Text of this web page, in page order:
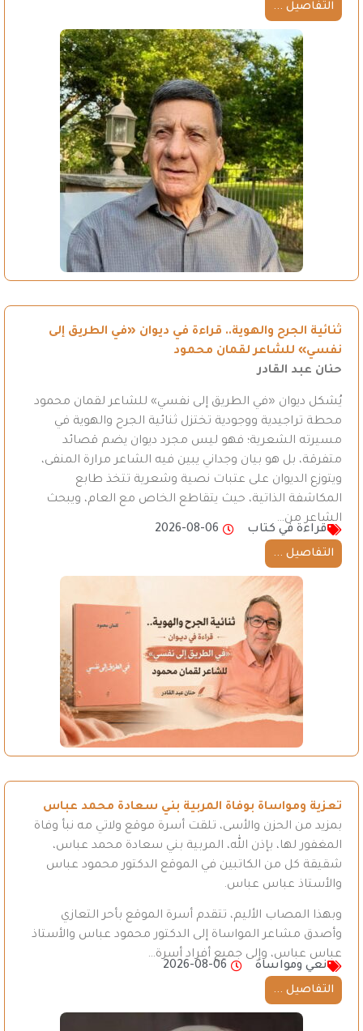
التفاصيل ...
ثنائية الجرح والهوية.. قراءة في ديوان «في الطريق إلى
نفسي» للشاعر لقمان محمود
حنان عبد القادر
يُشكل ديوان «في الطريق إلى نفسي» للشاعر لقمان محمود
محطة تراجيدية ووجودية تختزل ثنائية الجرح والهوية في
مسيرته الشعرية؛ فهو ليس مجرد ديوان يضم قصائد
متفرقة، بل هو بيان وجداني يبين فيه الشاعر مرارة المنفى،
ويتوزع الديوان على عتبات نصية وشعرية تتخذ طابع
المكاشفة الذاتية، حيث يتقاطع الخاص مع العام، ويبحث
الشاعر من…
قراءة في كتاب
2026-08-06
التفاصيل ...
تعزية ومواساة بوفاة المربية بني سعادة محمد عباس
بمزيد من الحزن والأسى، تلقت أسرة موقع ولاتي مه نبأ وفاة
المغفور لها، بإذن الله، المربية بني سعادة محمد عباس،
شقيقة كل من الكاتبين في الموقع الدكتور محمود عباس
والأستاذ عباس عباس.
وبهذا المصاب الأليم، تتقدم أسرة الموقع بأحر التعازي
وأصدق مشاعر المواساة إلى الدكتور محمود عباس والأستاذ
عباس عباس، وإلى جميع أفراد أسرة…
نعي ومواساة
2026-08-06
التفاصيل ...